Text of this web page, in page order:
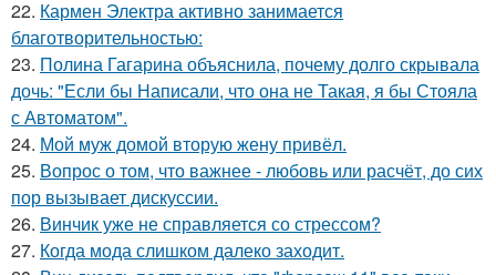
22. Кармен Электра активно занимается
благотворительностью:
23. Полина Гагарина объяснила, почему долго скрывала
дочь: "Если бы Написали, что она не Такая, я бы Стояла
с Автоматом".
24. Мой муж домой вторую жену привёл.
25. Вопрос о том, что важнее - любовь или расчёт, до сих
пор вызывает дискуссии.
26. Винчик уже не справляется со стрессом?
27. Когда мода слишком далеко заходит.